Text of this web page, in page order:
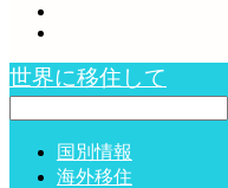
世界に移住して
国別情報
海外移住